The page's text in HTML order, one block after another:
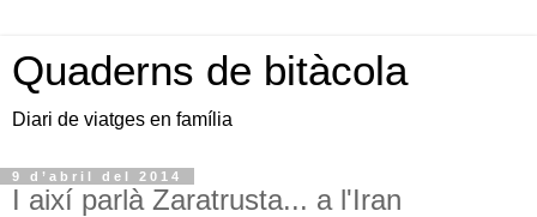
Quaderns de bitàcola
Diari de viatges en família
9 d’abril del 2014
I així parlà Zaratrusta... a l'Iran